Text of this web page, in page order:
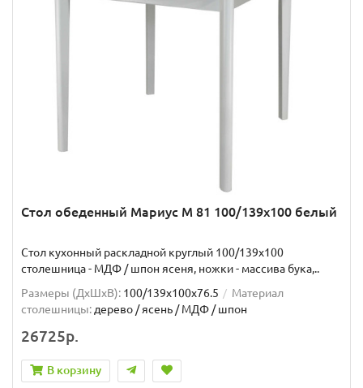
Стол обеденный Мариус М 81 100/139х100 белый
Стол кухонный раскладной круглый 100/139х100
столешница - МДФ / шпон ясеня, ножки - массива бука,..
Размеры (ДхШxВ): 100/139х100х76.5
Материал
столешницы: дерево / ясень / МДФ / шпон
26725р.
В корзину